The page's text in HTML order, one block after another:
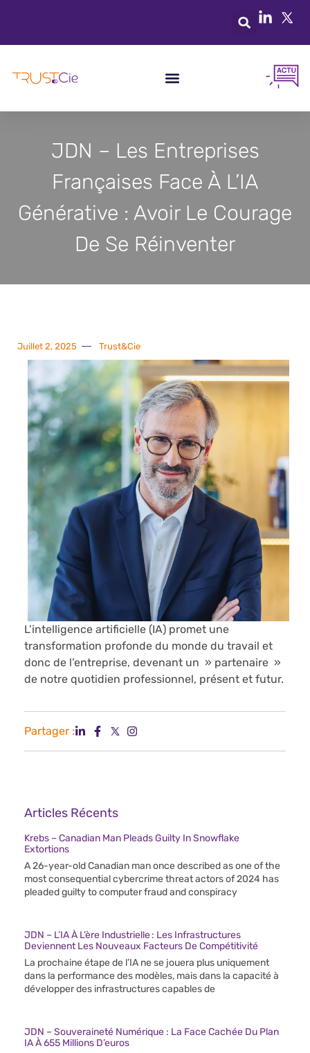
JDN – Les Entreprises
Françaises Face À L’IA
Générative : Avoir Le Courage
De Se Réinventer
Juillet 2, 2025 Trust&Cie
L’intelligence artificielle (IA) promet une
transformation profonde du monde du travail et
donc de l’entreprise, devenant un » partenaire »
de notre quotidien professionnel, présent et futur.
Partager :
Articles Récents
Krebs – Canadian Man Pleads Guilty In Snowflake
Extortions
A 26-year-old Canadian man once described as one of the
most consequential cybercrime threat actors of 2024 has
pleaded guilty to computer fraud and conspiracy
JDN – L’IA À L’ère Industrielle : Les Infrastructures
Deviennent Les Nouveaux Facteurs De Compétitivité
La prochaine étape de l’IA ne se jouera plus uniquement
dans la performance des modèles, mais dans la capacité à
développer des infrastructures capables de
JDN – Souveraineté Numérique : La Face Cachée Du Plan
IA À 655 Millions D’euros